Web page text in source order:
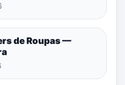
de Roupas —